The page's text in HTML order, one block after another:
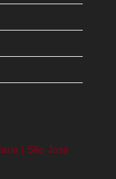
| São José